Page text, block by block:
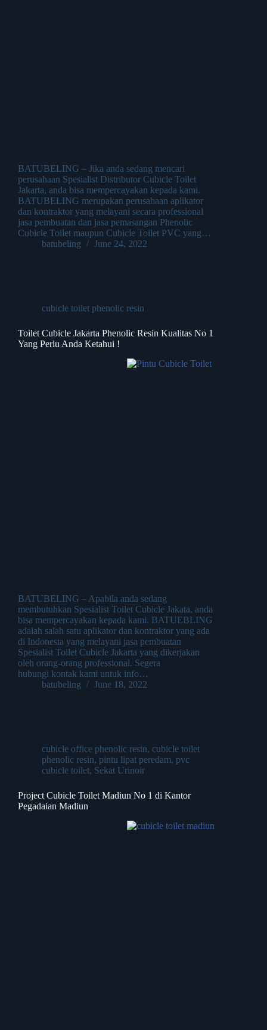
BATUBELING – Jika anda sedang mencari
perusahaan Spesialist Distributor Cubicle Toilet
Jakarta, anda bisa mempercayakan kepada kami.
BATUBELING merupakan perusahaan aplikator
dan kontraktor yang melayani secara professional
jasa pembuatan dan jasa pemasangan Phenolic
Cubicle Toilet maupun Cubicle Toilet PVC yang…
batubeling
June 24, 2022
cubicle toilet phenolic resin
Toilet Cubicle Jakarta Phenolic Resin Kualitas No 1
Yang Perlu Anda Ketahui !
BATUBELING – Apabila anda sedang
membutuhkan Spesialist Toilet Cubicle Jakata, anda
bisa mempercayakan kepada kami. BATUEBLING
adalah salah satu aplikator dan kontraktor yang ada
di Indonesia yang melayani jasa pembuatan
Spesialist Toilet Cubicle Jakarta yang dikerjakan
oleh orang-orang professional. Segera
hubungi kontak kami untuk info…
batubeling
June 18, 2022
cubicle office phenolic resin, cubicle toilet
phenolic resin, pintu lipat peredam, pvc
cubicle toilet, Sekat Urinoir
Project Cubicle Toilet Madiun No 1 di Kantor
Pegadaian Madiun